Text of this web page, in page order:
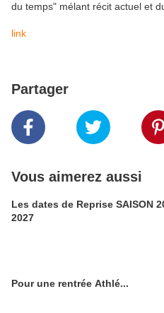
du temps" mélant récit actuel et
link
Partager
Vous aimerez aussi
Les dates de Reprise SAISON
2027
Pour une rentrée Athlé...